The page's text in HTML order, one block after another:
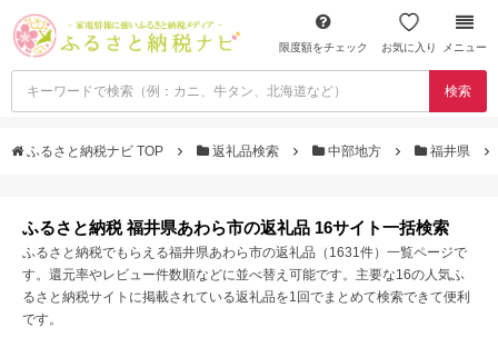
限度額をチェック お気に入り メニュー
検索
ふるさと納税ナビ TOP 返礼品検索 中部地方 福井県
ふるさと納税 福井県あわら市の返礼品 16サイト一括検索
ふるさと納税でもらえる福井県あわら市の返礼品（1631件）一覧ページで
す。還元率やレビュー件数順などに並べ替え可能です。主要な16の人気ふ
るさと納税サイトに掲載されている返礼品を1回でまとめて検索できて便利
です。